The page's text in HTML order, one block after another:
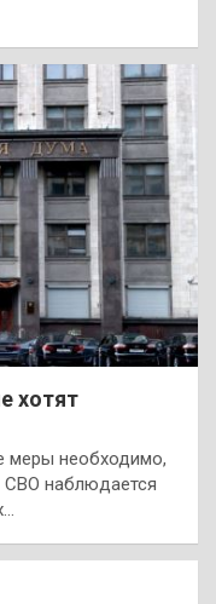
хотят
меры необходимо,
СВО наблюдается